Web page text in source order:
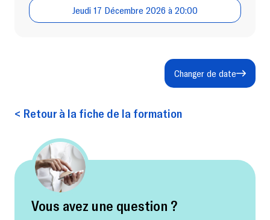
Jeudi 17 Décembre 2026 à 20:00
Changer de date
< Retour à la fiche de la formation
Vous avez une question ?